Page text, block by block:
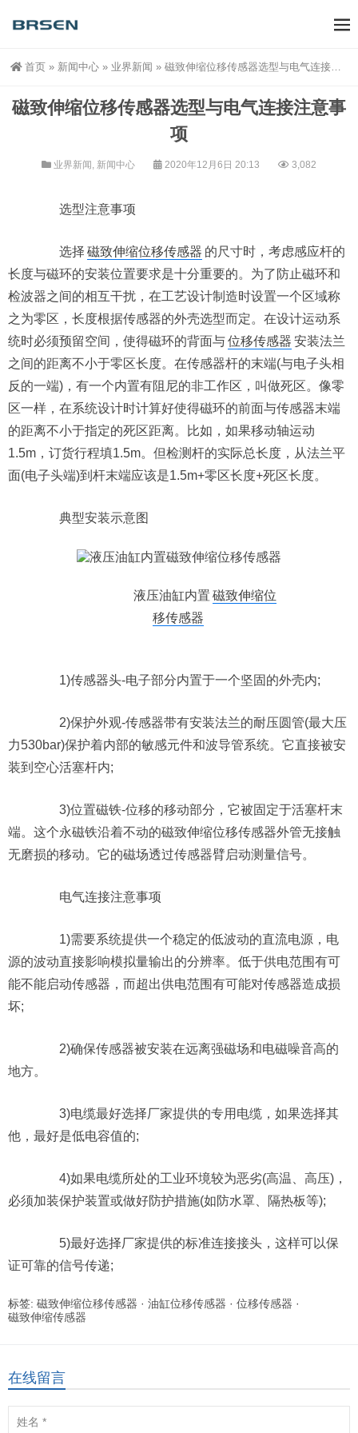
首页 » 新闻中心 » 业界新闻 » 磁致伸缩位移传感器选型与电气连接注意事项
磁致伸缩位移传感器选型与电气连接注意事
项
业界新闻 , 新闻中心 2020年12月6日 20:13 3,082
选型注意事项
选择 磁致伸缩位移传感器 的尺寸时，考虑感应杆的
长度与磁环的安装位置要求是十分重要的。为了防止磁环和
检波器之间的相互干扰，在工艺设计制造时设置一个区域称
之为零区，长度根据传感器的外壳选型而定。在设计运动系
统时必须预留空间，使得磁环的背面与位移传感器 安装法兰
之间的距离不小于零区长度。在传感器杆的末端(与电子头相
反的一端)，有一个内置有阻尼的非工作区，叫做死区。像零
区一样，在系统设计时计算好使得磁环的前面与传感器末端
的距离不小于指定的死区距离。比如，如果移动轴运动
1.5m，订货行程填1.5m。但检测杆的实际总长度，从法兰平
面(电子头端)到杆末端应该是1.5m+零区长度+死区长度。
典型安装示意图
液压油缸内置 磁致伸缩位
移传感器
1)传感器头-电子部分内置于一个坚固的外壳内;
2)保护外观-传感器带有安装法兰的耐压圆管(最大压
力530bar)保护着内部的敏感元件和波导管系统。它直接被安
装到空心活塞杆内;
3)位置磁铁-位移的移动部分，它被固定于活塞杆末
端。这个永磁铁沿着不动的磁致伸缩位移传感器外管无接触
无磨损的移动。它的磁场透过传感器臂启动测量信号。
电气连接注意事项
1)需要系统提供一个稳定的低波动的直流电源，电
源的波动直接影响模拟量输出的分辨率。低于供电范围有可
能不能启动传感器，而超出供电范围有可能对传感器造成损
坏;
2)确保传感器被安装在远离强磁场和电磁噪音高的
地方。
3)电缆最好选择厂家提供的专用电缆，如果选择其
他，最好是低电容值的;
4)如果电缆所处的工业环境较为恶劣(高温、高压)，
必须加装保护装置或做好防护措施(如防水罩、隔热板等);
5)最好选择厂家提供的标准连接接头，这样可以保
证可靠的信号传递;
标签: 磁致伸缩位移传感器 · 油缸位移传感器 · 位移传感器 ·
磁致伸缩传感器
在线留言